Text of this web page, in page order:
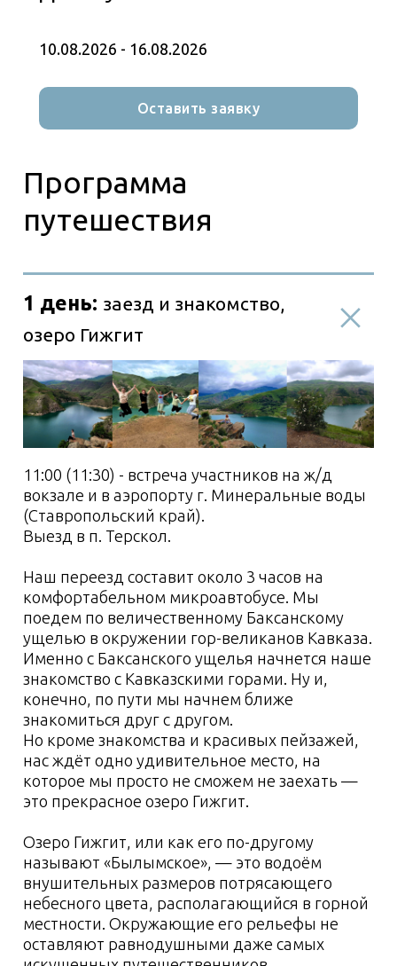
10.08.2026 - 16.08.2026
Оставить заявку
оставляют равнодушными даже самых
Налюбовавшись завораживающими видами
и прогулявшись вдоль озера, мы перекусим
и вновь отправимся в путь. Впереди нас
Ну а вечер мы посвятим знакомству с п.
Терскол, его инфраструктурой, а в
знакомств.
2 день: ущелье Терскол и
водопад Мужские слёзы
3 день: гора Чегет и озеро
Донгуз-Орун-Кёль
4 день: ущелье Ирикчат
5 день:
водопад Девичьи
косы и обсерватория Терскол
6 день: Эльбрус и водопад
Азау
7 день: отъезд и термальные
источники "Гедуко"
Условия проживания
1-7 день: